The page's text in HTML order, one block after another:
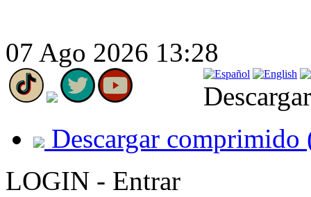
07 Ago 2026 13:28
Descargar comprimido
LOGIN - Entrar